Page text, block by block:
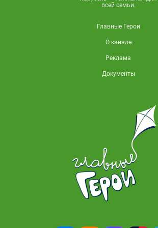
всей семьи.
Главные Герои
О канале
Реклама
Документы